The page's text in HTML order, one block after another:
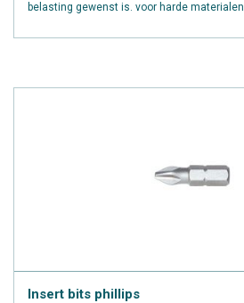
belasting gewenst is. voor harde
Insert bits phillips